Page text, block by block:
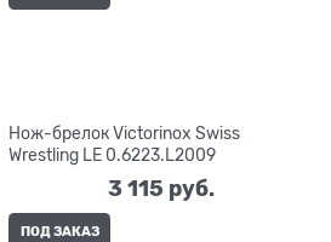
Нож-брелок Victorinox Swiss
Wrestling LE 0.6223.L2009
3 115 руб.
ПОД ЗАКАЗ